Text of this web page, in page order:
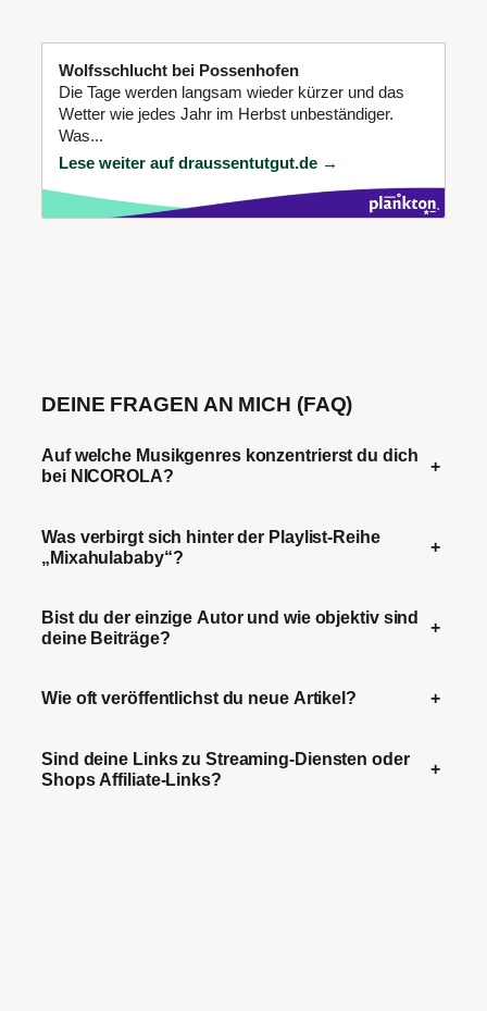
Wolfsschlucht bei Possenhofen
Die Tage werden langsam wieder kürzer und das
Wetter wie jedes Jahr im Herbst unbeständiger.
Was...
Lese weiter auf draussentutgut.de →
DEINE FRAGEN AN MICH (FAQ)
Auf welche Musikgenres konzentrierst du dich
bei NICOROLA?
+
Was verbirgt sich hinter der Playlist-Reihe
„Mixahulababy“?
+
Bist du der einzige Autor und wie objektiv sind
deine Beiträge?
+
Wie oft veröffentlichst du neue Artikel? +
Sind deine Links zu Streaming-Diensten oder
Shops Affiliate-Links?
+